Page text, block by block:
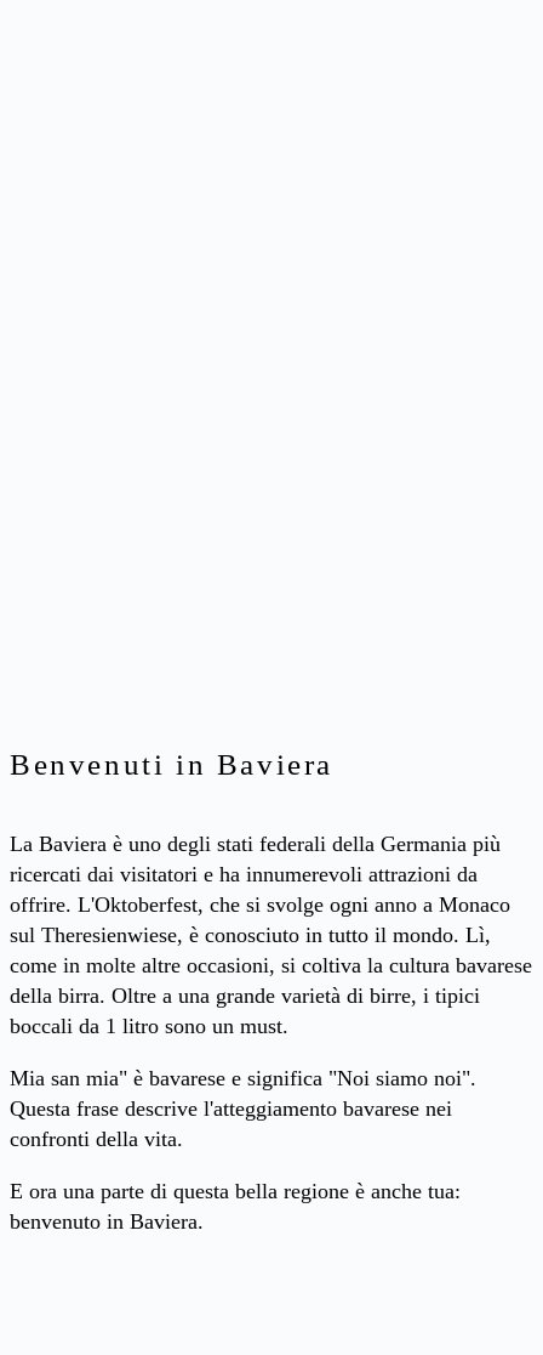
Benvenuti in Baviera
La Baviera è uno degli stati federali della Germania più
ricercati dai visitatori e ha innumerevoli attrazioni da
offrire. L'Oktoberfest, che si svolge ogni anno a Monaco
sul Theresienwiese, è conosciuto in tutto il mondo. Lì,
come in molte altre occasioni, si coltiva la cultura bavarese
della birra. Oltre a una grande varietà di birre, i tipici
boccali da 1 litro sono un must.
Mia san mia" è bavarese e significa "Noi siamo noi".
Questa frase descrive l'atteggiamento bavarese nei
confronti della vita.
E ora una parte di questa bella regione è anche tua:
benvenuto in Baviera.